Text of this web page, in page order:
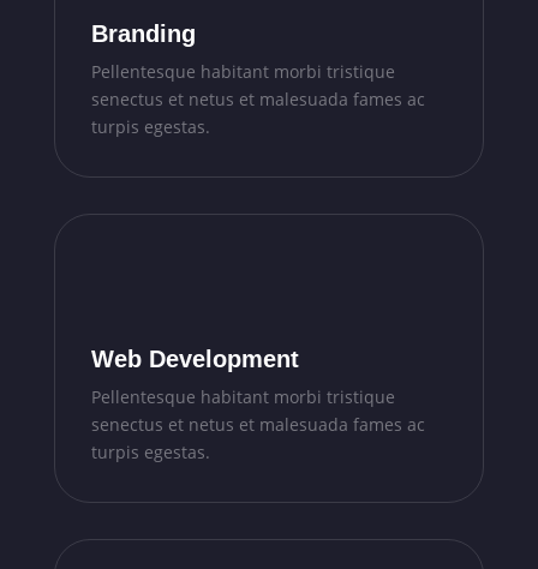
Branding
Pellentesque habitant morbi tristique
senectus et netus et malesuada fames ac
turpis egestas.
Web Development
Pellentesque habitant morbi tristique
senectus et netus et malesuada fames ac
turpis egestas.